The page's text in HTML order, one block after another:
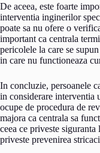
De aceea, este foarte
interventia inginerilor
poate sa nu ofere o
important ca centrala
pericolele la care se
in care nu functioneaza
In concluzie, persoanele
in considerare interventia
ocupe de procedura de
majora ca centrala sa
ceea ce priveste
priveste prevenirea